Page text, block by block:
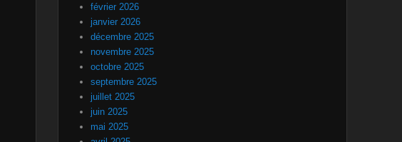
février 2026
janvier 2026
décembre 2025
novembre 2025
octobre 2025
septembre 2025
juillet 2025
juin 2025
mai 2025